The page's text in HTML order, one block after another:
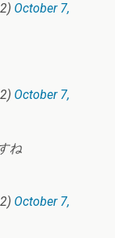
October 7,
October 7,
ね
October 7,